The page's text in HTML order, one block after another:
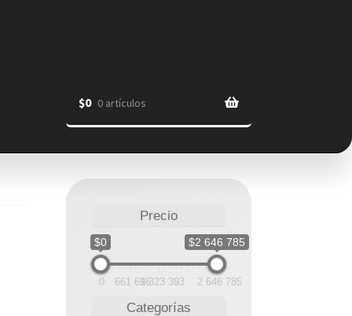
$0 0 artículos
Precio
$0 $2 646 785
0 661 6961 323 393 2 646 785
Categorías